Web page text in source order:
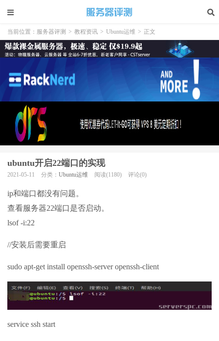
当前位置： 服务器评测 > 教程资讯 > Ubuntu运维 > 正文
ubuntu开启22端口的实现
2021-05-11 分类： Ubuntu运维 阅读(1180) 评论(0)
ip和端口都没有问题。
查看服务器22端口是否启动。
lsof -i:22
//安装后需要重启
sudo apt-get install openssh-server openssh-client
service ssh start